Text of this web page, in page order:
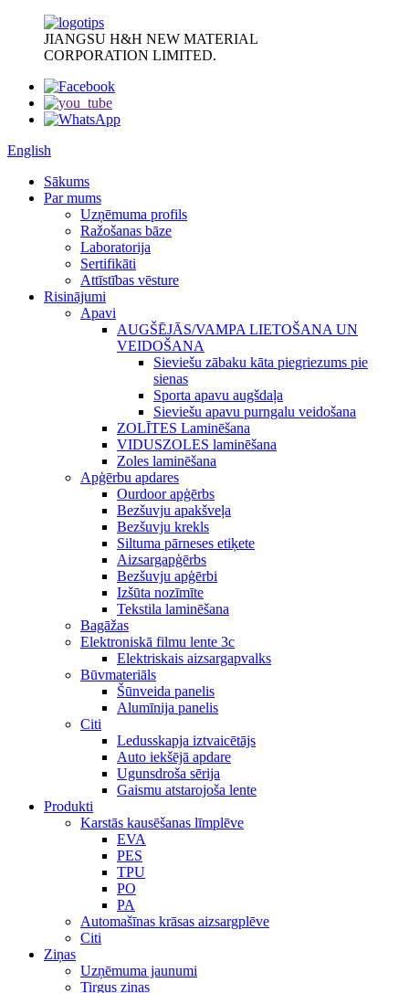
JIANGSU H&H NEW MATERIAL
CORPORATION LIMITED.
English
Sākums
Par mums
Uzņēmuma profils
Ražošanas bāze
Laboratorija
Sertifikāti
Attīstības vēsture
Risinājumi
Apavi
AUGŠĒJĀS/VAMPA LIETOŠANA UN
VEIDOŠANA
Sieviešu zābaku kāta piegriezums pie
sienas
Sporta apavu augšdaļa
Sieviešu apavu purngalu veidošana
ZOLĪTES Laminēšana
VIDUSZOLES laminēšana
Zoles laminēšana
Apģērbu apdares
Ourdoor apģērbs
Bezšuvju apakšveļa
Bezšuvju krekls
Siltuma pārneses etiķete
Aizsargapģērbs
Bezšuvju apģērbi
Izšūta nozīmīte
Tekstila laminēšana
Bagāžas
Elektroniskā filmu lente 3c
Elektriskais aizsargapvalks
Būvmateriāls
Šūnveida panelis
Alumīnija panelis
Citi
Ledusskapja iztvaicētājs
Auto iekšējā apdare
Ugunsdroša sērija
Gaismu atstarojoša lente
Produkti
Karstās kausēšanas līmplēve
EVA
PES
TPU
PO
PA
Automašīnas krāsas aizsargplēve
Citi
Ziņas
Uzņēmuma jaunumi
Tirgus ziņas